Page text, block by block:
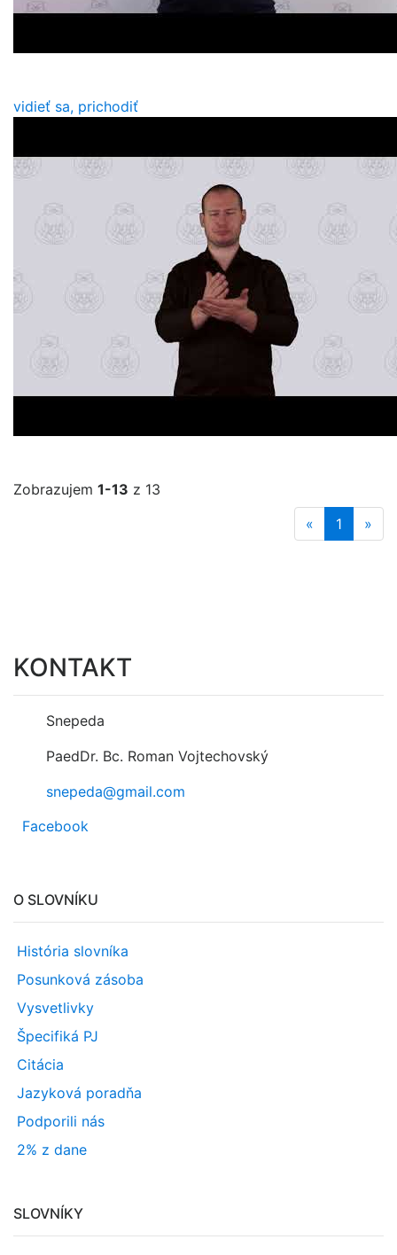
vidieť sa, prichodiť
Zobrazujem 1-13 z 13
«
1 »
KONTAKT
Snepeda
PaedDr. Bc. Roman Vojtechovský
snepeda@gmail.com
Facebook
O SLOVNÍKU
História slovníka
Posunková zásoba
Vysvetlivky
Špecifiká PJ
Citácia
Jazyková poradňa
Podporili nás
2% z dane
SLOVNÍKY